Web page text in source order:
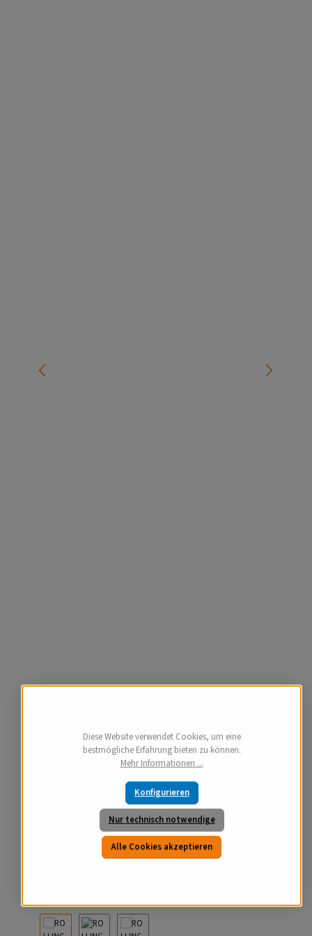
Diese Website verwendet Cookies, um eine
bestmögliche Erfahrung bieten zu können.
Mehr Informationen ...
Nur technisch notwendige
Konfigurieren
Alle Cookies akzeptieren